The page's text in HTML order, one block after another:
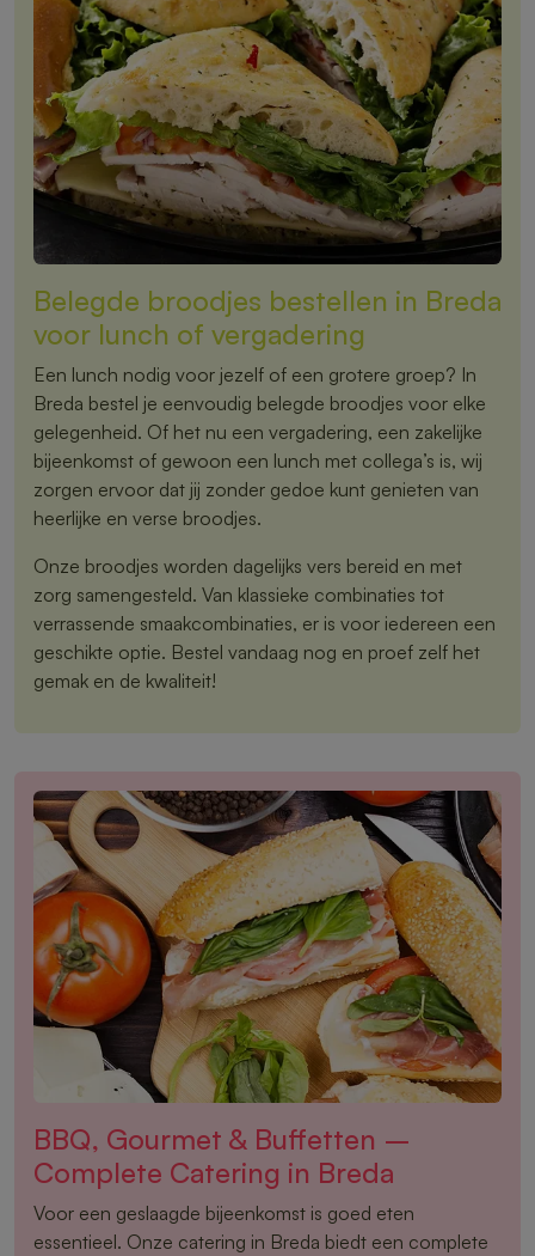
Belegde broodjes bestellen in Breda
voor lunch of vergadering
Een lunch nodig voor jezelf of een grotere groep? In
Breda bestel je eenvoudig belegde broodjes voor elke
gelegenheid. Of het nu een vergadering, een zakelijke
bijeenkomst of gewoon een lunch met collega’s is, wij
zorgen ervoor dat jij zonder gedoe kunt genieten van
heerlijke en verse broodjes.
Onze broodjes worden dagelijks vers bereid en met
zorg samengesteld. Van klassieke combinaties tot
verrassende smaakcombinaties, er is voor iedereen een
geschikte optie. Bestel vandaag nog en proef zelf het
gemak en de kwaliteit!
BBQ, Gourmet & Buffetten –
Complete Catering in Breda
Voor een geslaagde bijeenkomst is goed eten
essentieel. Onze catering in Breda biedt een complete